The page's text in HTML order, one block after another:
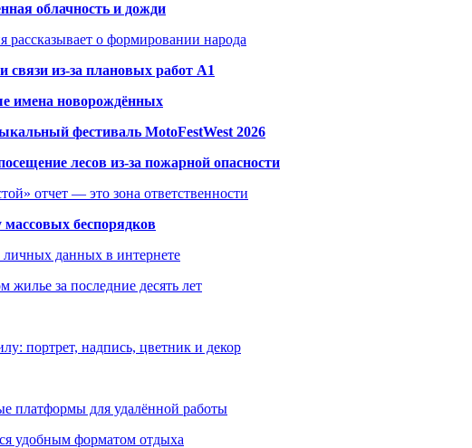
облачность и дожди
рассказывает о формировании народа
из-за плановых работ A1
имена новорождённых
фестиваль MotoFestWest 2026
лесов из-за пожарной опасности
отчет — это зона ответственности
беспорядков
данных в интернете
жилье за последние десять лет
портрет, надпись, цветник и декор
платформы для удалённой работы
удобным форматом отдыха